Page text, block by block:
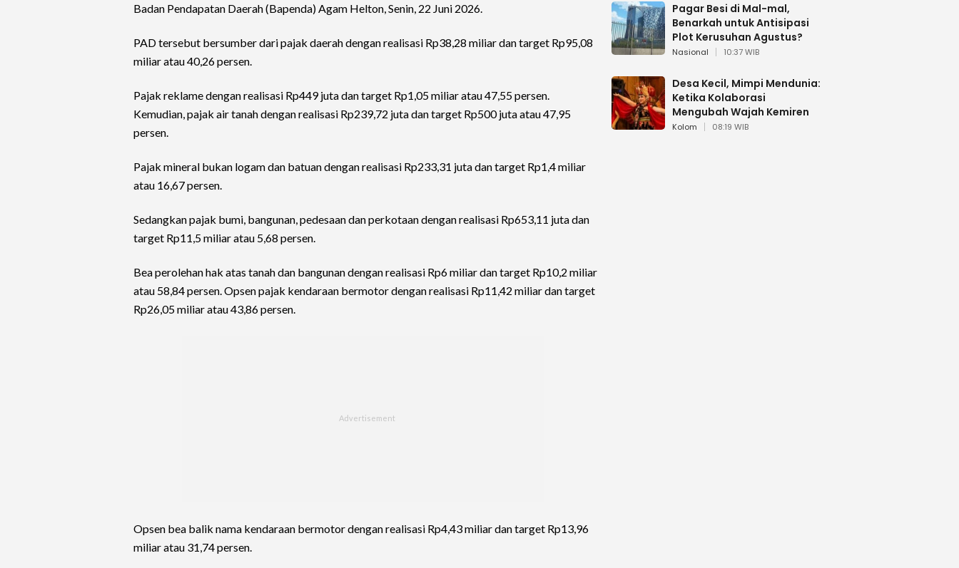
Badan Pendapatan Daerah (Bapenda) Agam Helton, Senin, 22 Juni 2026.
PAD tersebut bersumber dari pajak daerah dengan realisasi Rp38,28 miliar dan target Rp95,08
miliar atau 40,26 persen.
Pajak reklame dengan realisasi Rp449 juta dan target Rp1,05 miliar atau 47,55 persen.
Kemudian, pajak air tanah dengan realisasi Rp239,72 juta dan target Rp500 juta atau 47,95
persen.
Pajak mineral bukan logam dan batuan dengan realisasi Rp233,31 juta dan target Rp1,4 miliar
atau 16,67 persen.
Sedangkan pajak bumi, bangunan, pedesaan dan perkotaan dengan realisasi Rp653,11 juta dan
target Rp11,5 miliar atau 5,68 persen.
Bea perolehan hak atas tanah dan bangunan dengan realisasi Rp6 miliar dan target Rp10,2 miliar
atau 58,84 persen. Opsen pajak kendaraan bermotor dengan realisasi Rp11,42 miliar dan target
Rp26,05 miliar atau 43,86 persen.
Opsen bea balik nama kendaraan bermotor dengan realisasi Rp4,43 miliar dan target Rp13,96
miliar atau 31,74 persen.
Pagar Besi di Mal-mal,
Benarkah untuk Antisipasi
Plot Kerusuhan Agustus?
Nasional 10:37 WIB
Desa Kecil, Mimpi Mendunia:
Ketika Kolaborasi
Mengubah Wajah Kemiren
Kolom 08:19 WIB